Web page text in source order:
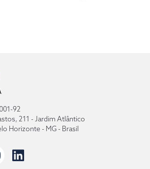
92
211 - Jardim Atlântico
Horizonte - MG - Brasil